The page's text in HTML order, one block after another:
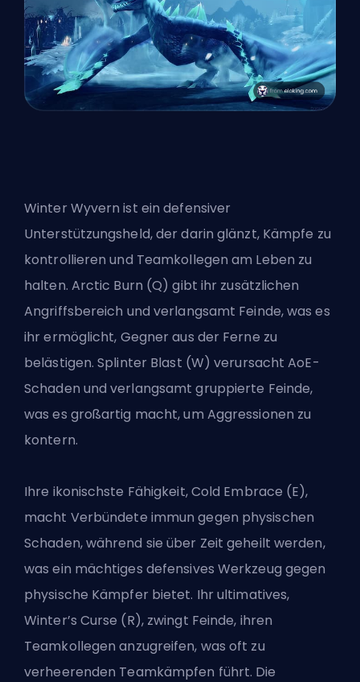
Winter Wyvern ist ein defensiver
Unterstützungsheld, der darin glänzt, Kämpfe zu
kontrollieren und Teamkollegen am Leben zu
halten. Arctic Burn (Q) gibt ihr zusätzlichen
Angriffsbereich und verlangsamt Feinde, was es
ihr ermöglicht, Gegner aus der Ferne zu
belästigen. Splinter Blast (W) verursacht AoE-
Schaden und verlangsamt gruppierte Feinde,
was es großartig macht, um Aggressionen zu
kontern.
Ihre ikonischste Fähigkeit, Cold Embrace (E),
macht Verbündete immun gegen physischen
Schaden, während sie über Zeit geheilt werden,
was ein mächtiges defensives Werkzeug gegen
physische Kämpfer bietet. Ihr ultimatives,
Winter’s Curse (R), zwingt Feinde, ihren
Teamkollegen anzugreifen, was oft zu
verheerenden Teamkämpfen führt. Die